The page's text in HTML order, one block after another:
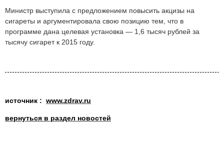
Министр выступила с предложением повысить акцизы на
сигареты и аргументировала свою позицию тем, что в
программе дана целевая установка — 1,6 тысяч рублей за
тысячу сигарет к 2015 году.
источник : www.zdrav.ru
вернуться в раздел новостей